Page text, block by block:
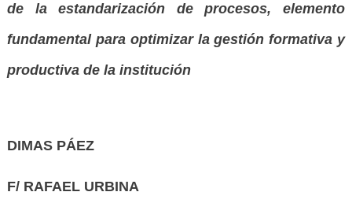
de la estandarización de procesos, elemento
fundamental para optimizar la gestión formativa y
productiva de la institución
DIMAS PÁEZ
F/ RAFAEL URBINA